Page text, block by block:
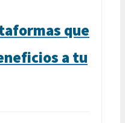
que
a tu